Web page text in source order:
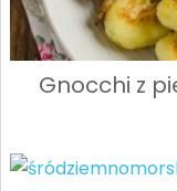
Gnocchi z